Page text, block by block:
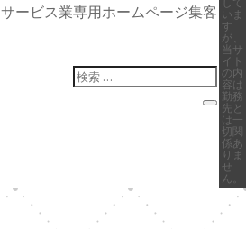
サービス業専用ホームページ集客 いま
す
が、
当サ
イト
の内
容は
勤務
先と
は一
切関
係あ
りま
せ
ん。